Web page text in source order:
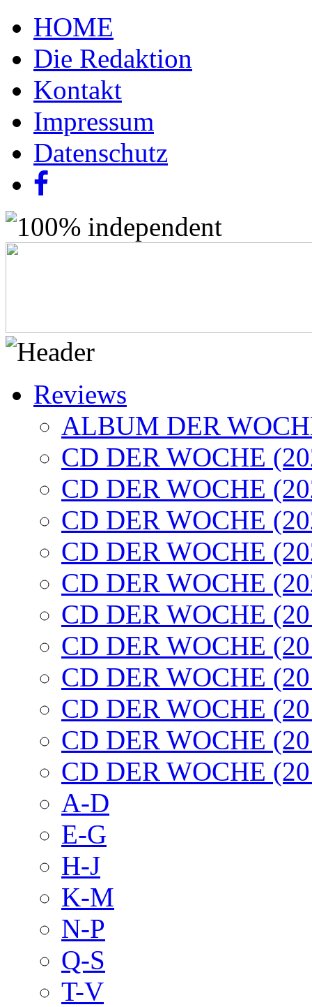
HOME
Die Redaktion
Kontakt
Impressum
Datenschutz
Reviews
ALBUM DER
CD DER WOCHE
CD DER WOCHE
CD DER WOCHE
CD DER WOCHE
CD DER WOCHE
CD DER WOCHE
CD DER WOCHE
CD DER WOCHE
CD DER WOCHE
CD DER WOCHE
CD DER WOCHE
A-D
E-G
H-J
K-M
N-P
Q-S
T-V